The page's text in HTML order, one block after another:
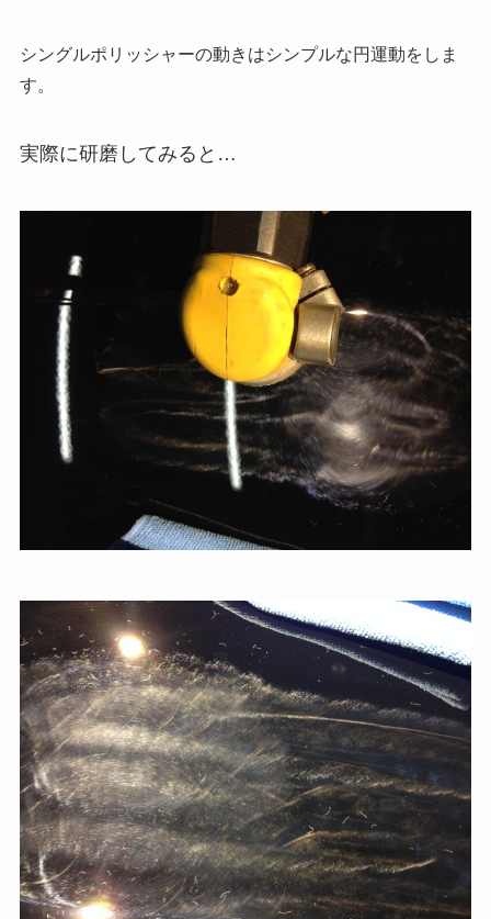
シングルポリッシャーの動きはシンプルな円運動をしま
す。
実際に研磨してみると…